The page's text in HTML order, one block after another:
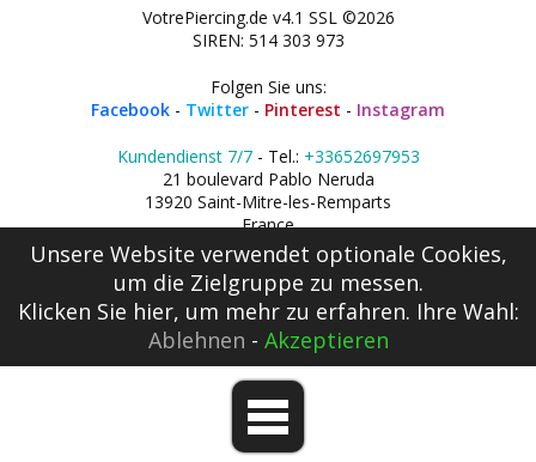
VotrePiercing.de v4.1 SSL ©2026
SIREN: 514 303 973
Folgen Sie uns:
Facebook - Twitter - Pinterest - Instagram
Kundendienst 7/7- Tel.: +33652697953
21 boulevard Pablo Neruda
13920 Saint-Mitre-les-Remparts
France
Unsere Website verwendet optionale Cookies,
um die Zielgruppe zu messen.
Klicken Sie hier, um mehr zu erfahren. Ihre Wahl:
Ablehnen - Akzeptieren